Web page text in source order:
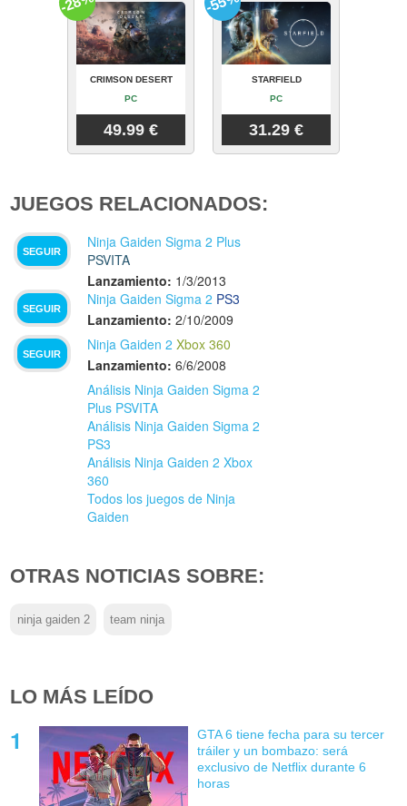
CRIMSON DESERT
PC
49.99 €
STARFIELD
PC
31.29 €
JUEGOS RELACIONADOS:
SEGUIR
Ninja Gaiden Sigma 2 Plus
PSVITA
Lanzamiento: 1/3/2013
SEGUIR
Ninja Gaiden Sigma 2 PS3
Lanzamiento: 2/10/2009
SEGUIR
Ninja Gaiden 2 Xbox 360
Lanzamiento: 6/6/2008
Análisis Ninja Gaiden Sigma 2
Plus PSVITA
Análisis Ninja Gaiden Sigma 2
PS3
Análisis Ninja Gaiden 2 Xbox
360
Todos los juegos de Ninja
Gaiden
OTRAS NOTICIAS SOBRE:
ninja gaiden 2 team ninja
LO MÁS LEÍDO
GTA 6 tiene fecha para su tercer
tráiler y un bombazo: será
exclusivo de Netflix durante 6
horas